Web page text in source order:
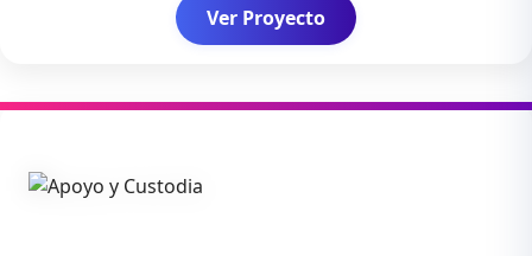
Ver Proyecto